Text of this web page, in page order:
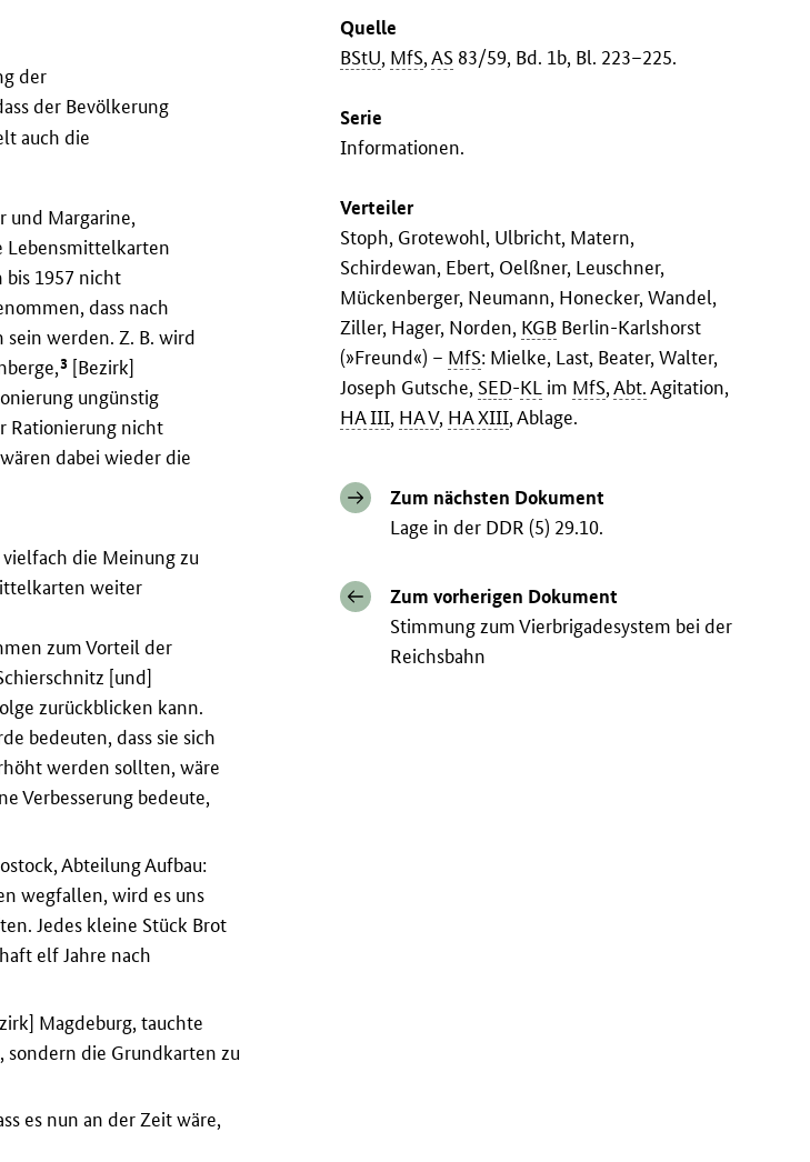
Quelle
BStU, MfS,AS 83/59, Bd. 1b, Bl. 223–225.
Serie
Informationen.
Verteiler
Stoph, Grotewohl, Ulbricht, Matern,
Schirdewan, Ebert, Oelßner, Leuschner,
Mückenberger, Neumann, Honecker, Wandel,
Ziller, Hager, Norden, KGB Berlin-Karlshorst
(»Freund«) – MfS: Mielke, Last, Beater, Walter,
Joseph Gutsche, SED-KL im MfS,Abt.Agitation,
HA III, HA V, HA XIII, Ablage.
Zum nächsten Dokument
Lage in der DDR (5) 29.10.
Zum vorherigen Dokument
Stimmung zum Vierbrigadesystem bei der
Reichsbahn
der
der Bevölkerung
auch die
und Margarine,
Lebensmittelkarten
1957 nicht
dass nach
werden. Z. B. wird
3 [Bezirk]
ungünstig
Rationierung nicht
dabei wieder die
die Meinung zu
weiter
zum Vorteil der
[und]
zurückblicken kann.
bedeuten, dass sie sich
werden sollten, wäre
Verbesserung bedeute,
Abteilung Aufbau:
wegfallen, wird es uns
Jedes kleine Stück Brot
elf Jahre nach
Magdeburg, tauchte
die Grundkarten zu
es nun an der Zeit wäre,